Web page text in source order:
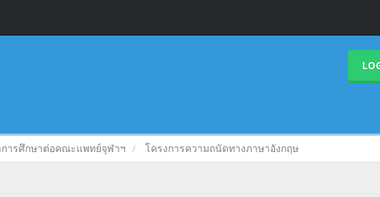
ารศึกษาต่อคณะแพทย์จุฬาฯ โครงการความถนัดทางภาษาอังกฤษ